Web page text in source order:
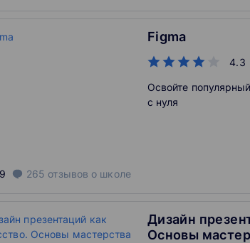
265 отзывов о школе
Figma
4.3
Освойте
с нуля
Дизайн
Основы